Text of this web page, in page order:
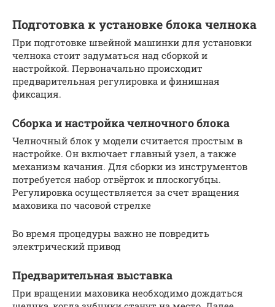
Подготовка к установке блока челнока
При подготовке швейной машинки для установки
челнока стоит задуматься над сборкой и
настройкой. Первоначально происходит
предварительная регулировка и финишная
фиксация.
Сборка и настройка челночного блока
Челночный блок у модели считается простым в
настройке. Он включает главный узел, а также
механизм качания. Для сборки из инструментов
потребуется набор отвёрток и плоскогубцы.
Регулировка осуществляется за счет вращения
маховика по часовой стрелке
Во время процедуры важно не повредить
электрический привод
Предварительная выставка
При вращении маховика необходимо дождаться